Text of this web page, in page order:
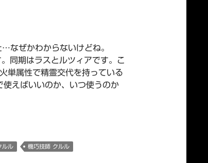
なぜかわからないけどね。
同期はラスとルツィアです。こ
単属性で精霊交代を持っている
えばいいのか、いつ使うのか
ルル 機巧技師 クルル